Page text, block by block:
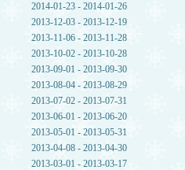
2014-01-23 - 2014-01-26
2013-12-03 - 2013-12-19
2013-11-06 - 2013-11-28
2013-10-02 - 2013-10-28
2013-09-01 - 2013-09-30
2013-08-04 - 2013-08-29
2013-07-02 - 2013-07-31
2013-06-01 - 2013-06-20
2013-05-01 - 2013-05-31
2013-04-08 - 2013-04-30
2013-03-01 - 2013-03-17